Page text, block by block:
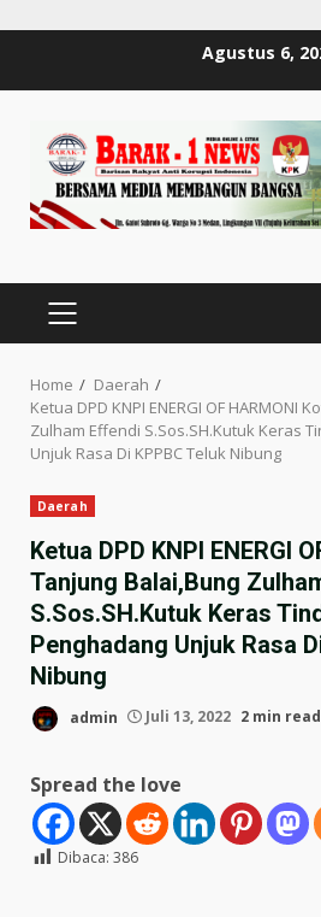
Agustus 6,
PRIMARY
MENU
Home
Daerah
Ketua DPD KNPI ENERGI OF HARMONI
Zulham Effendi S.Sos.SH.Kutuk Keras
Unjuk Rasa Di KPPBC Teluk Nibung
Daerah
Ketua DPD KNPI ENERGI
Tanjung Balai,Bung
S.Sos.SH.Kutuk Keras
Penghadang Unjuk Rasa
Nibung
admin Juli 13, 2022 2 min read
Spread the love
Dibaca: 386